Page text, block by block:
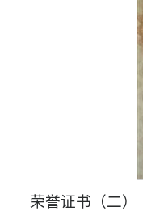
荣誉证书（二）